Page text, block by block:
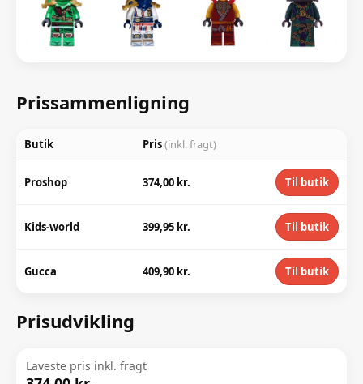
Prissammenligning
Butik Pris(inkl. fragt)
Proshop 374,00 kr. Til butik
Kids-world 399,95 kr. Til butik
Gucca 409,90 kr. Til butik
Prisudvikling
Laveste pris inkl. fragt